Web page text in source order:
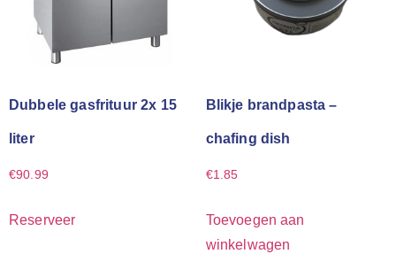
Dubbele gasfrituur 2x 15
liter
€90.99
Reserveer
Blikje brandpasta –
chafing dish
€1.85
Toevoegen aan
winkelwagen